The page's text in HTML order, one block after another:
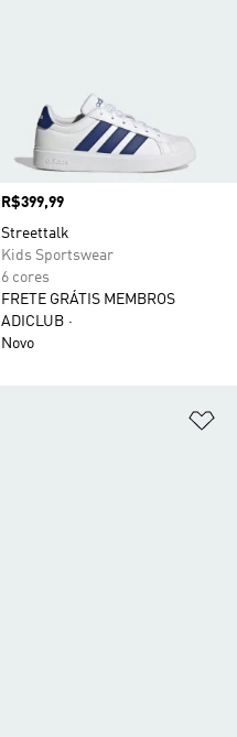
Preço
R$399,99
Streettalk
Kids Sportswear
6 cores
FRETE GRÁTIS MEMBROS
ADICLUB
Novo